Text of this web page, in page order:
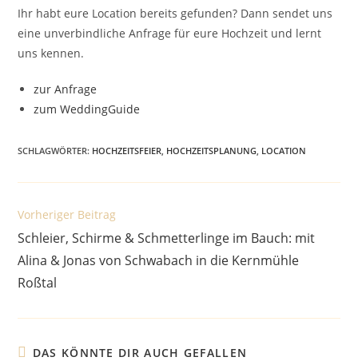
Ihr habt eure Location bereits gefunden? Dann sendet uns
eine unverbindliche Anfrage für eure Hochzeit und lernt
uns kennen.
zur Anfrage
zum WeddingGuide
SCHLAGWÖRTER: HOCHZEITSFEIER HOCHZEITSPLANUNG LOCATION
Weitere
ansehen
Vorheriger Beitrag
Schleier, Schirme & Schmetterlinge im Bauch: mit
Alina & Jonas von Schwabach in die Kernmühle
Roßtal
DAS KÖNNTE DIR AUCH GEFALLEN